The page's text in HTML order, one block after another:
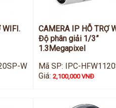
WIFI.
W
CAMERA IP HỖ TRỢ
Độ phân giải 1/3”
1.3Megapixel
Mã SP: IPC-
Giá:2,100,000 VNĐ